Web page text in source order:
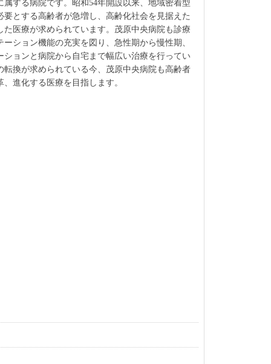
する病院です。昭和54年開設以来、地域密着型
とする高齢者が急増し、高齢化社会を見据えた
医療が求められています。茂原中央病院も診療
ション機能の充実を図り、急性期から慢性期、
ョンと病院から自宅まで幅広い治療を行ってい
換が求められている今、茂原中央病院も高齢者
進化する医療を目指します。